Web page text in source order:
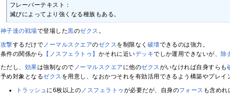
フレーバーテキスト：
滅びによってより強くなる種族もある。
神子達の戦場で登場した黒のゼクス 。
攻撃するだけでノーマルスクエアのゼクスを制限なく 破壊できるのは強力。
条件の関係から
【ノスフェラトゥ】 かそれに近いデッキでしか運用できないが、除
ただし、 効果は強制なので ノーマルスクエア に他のゼクスがいなければ自身すらも
予め対象となるゼクス を用意し、なおかつそれを有効活用できるよう構築やプレイ
トラッシュ に6枚以上の ノスフェラトゥ が必要だが、自身のフォース も含めれ